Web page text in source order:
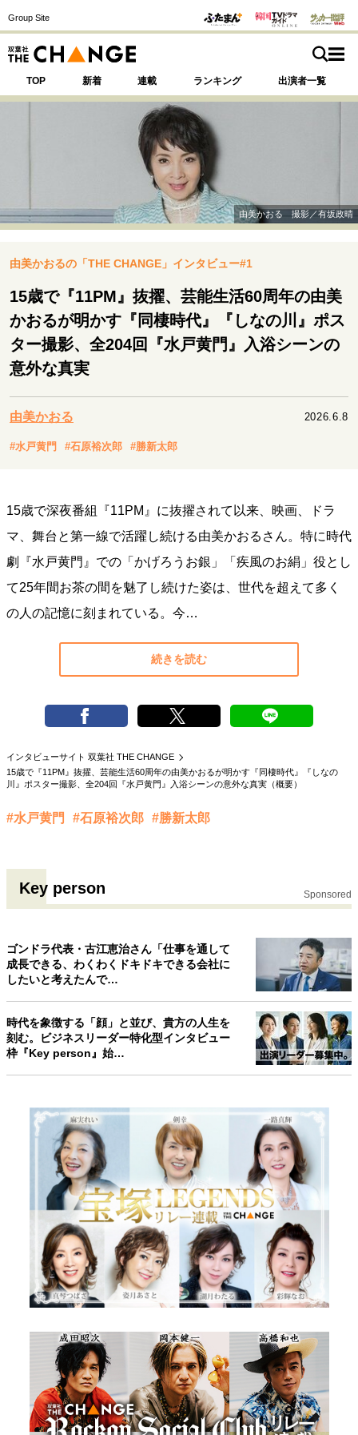
Group Site
TOP 新着 連載 ランキング 出演者一覧
注目の記事テーマで探す
運命を変えた出会い 決断の裏側
挫折からの再起
表現者の葛藤
人生が動いた日 10代の挫折と原点
キャリア・働き方
大人の学び直し
リーダーの流儀 変革の原動力
次世代へのバトン
トップが描く未来
忘れられない言葉
10代・20代の土台
ライフスタイル・生き方
パートナーとの歩み方
親になるということ
病が教えてくれたこと
移住という選択
私を彩るエッセンス
60代のネクストステージ
社会・カルチャー・マネー
由美かおる 撮影／有坂政晴
由美かおるの「THE CHANGE」インタビュー#1
15歳で『11PM』抜擢、芸能生活60周年の由美
かおるが明かす『同棲時代』『しなの川』ポス
ター撮影、全204回『水戸黄門』入浴シーンの
意外な真実
由美かおる 2026.6.8
#水戸黄門 #石原裕次郎 #勝新太郎
15歳で深夜番組『11PM』に抜擢されて以来、映画、ドラ
マ、舞台と第一線で活躍し続ける由美かおるさん。特に時代
劇『水戸黄門』での「かげろうお銀」「疾風のお絹」役とし
て25年間お茶の間を魅了し続けた姿は、世代を超えて多く
の人の記憶に刻まれている。今…
続きを読む
インタビューサイト 双葉社 THE CHANGE
15歳で『11PM』抜擢、芸能生活60周年の由美かおるが明かす『同棲時代』『しなの
川』ポスター撮影、全204回『水戸黄門』入浴シーンの意外な真実（概要）
#水戸黄門 #石原裕次郎 #勝新太郎
Key person Sponsored
ゴンドラ代表・古江恵治さん「仕事を通して
成長できる、わくわくドキドキできる会社に
したいと考えたんで…
時代を象徴する「顔」と並び、貴方の人生を
刻む。ビジネスリーダー特化型インタビュー
枠『Key person』始…